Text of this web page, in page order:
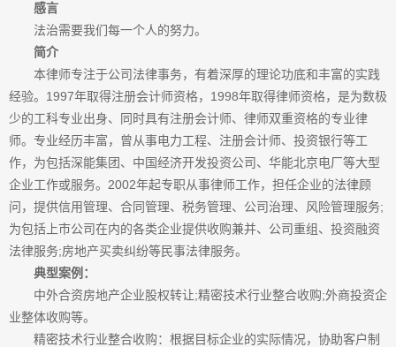
感言
法治需要我们每一个人的努力。
简介
本律师专注于公司法律事务，有着深厚的理论功底和丰富的实践
经验。1997年取得注册会计师资格，1998年取得律师资格，是为数极
少的工科专业出身、同时具有注册会计师、律师双重资格的专业律
师。专业经历丰富，曾从事电力工程、注册会计师、投资银行等工
作，为包括深能集团、中国经济开发投资公司、华能北京电厂等大型
企业工作或服务。2002年起专职从事律师工作，担任企业的法律顾
问，提供信用管理、合同管理、税务管理、公司治理、风险管理服务;
为包括上市公司在内的各类企业提供收购兼并、公司重组、投资融资
法律服务;房地产买卖纠纷等民事法律服务。
典型案例：
中外合资房地产企业股权转让;精密技术行业整合收购;外商投资企
业整体收购等。
精密技术行业整合收购：根据目标企业的实际情况，协助客户制